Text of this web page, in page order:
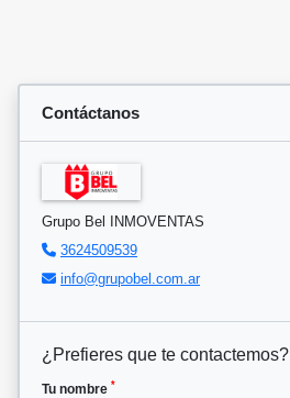
Contáctanos
Grupo Bel INMOVENTAS
3624509539
info@grupobel.com.ar
¿Prefieres que te contactemos?
Tu nombre *